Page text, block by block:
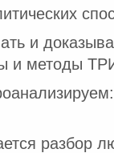
и
и методы
разбор